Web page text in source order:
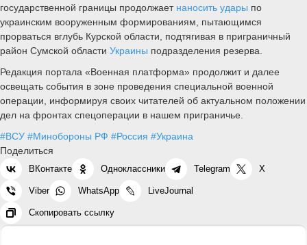
государственной границы продолжает наносить удары по
украинским вооруженным формированиям, пытающимся
прорваться вглубь Курской области, подтягивая в приграничный
район Сумской области Украины подразделения резерва.
Редакция портала «Военная платформа» продолжит и далее
освещать события в зоне проведения специальной военной
операции, информируя своих читателей об актуальном положении
дел на фронтах спецоперации в нашем приграничье.
#ВСУ #Минобороны РФ #Россия #Украина
Поделиться
ВКонтакте Одноклассники Telegram X
Viber WhatsApp LiveJournal
Скопировать ссылку